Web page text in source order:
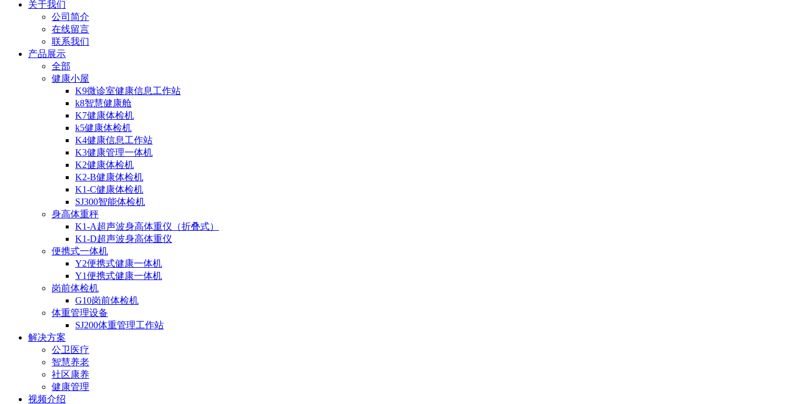
关于我们
公司简介
在线留言
联系我们
产品展示
全部
健康小屋
K9微诊室健康信息工作站
k8智慧健康舱
K7健康体检机
k5健康体检机
K4健康信息工作站
K3健康管理一体机
K2健康体检机
K2-B健康体检机
K1-C健康体检机
SJ300智能体检机
身高体重秤
K1-A超声波身高体重仪（折叠式）
K1-D超声波身高体重仪
便携式一体机
Y2便携式健康一体机
Y1便携式健康一体机
岗前体检机
G10岗前体检机
体重管理设备
SJ200体重管理工作站
解决方案
公卫医疗
智慧养老
社区康养
健康管理
视频介绍